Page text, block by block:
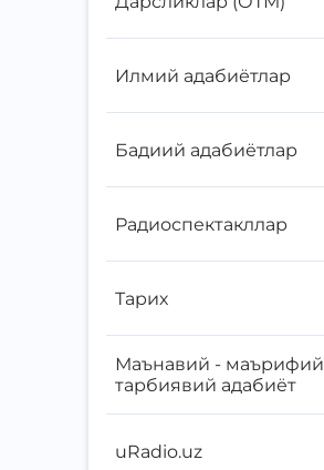
Илмий адабиётлар
Бадиий адабиётлар
Радиоспектакллар
Тарих
Маънавий - маърифий ва
тарбиявий адабиёт
uRadio.uz